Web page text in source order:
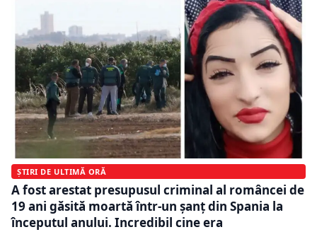
ȘTIRI DE ULTIMĂ ORĂ
A fost arestat presupusul criminal al româncei de
19 ani găsită moartă într-un şanţ din Spania la
începutul anului. Incredibil cine era